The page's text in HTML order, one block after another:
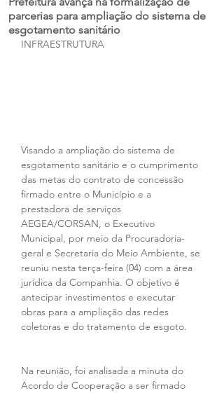
parcerias para ampliação do sistema de
esgotamento sanitário
INFRAESTRUTURA
Visando a ampliação do sistema de
esgotamento sanitário e o cumprimento
das metas do contrato de concessão
firmado entre o Município e a
prestadora de serviços
AEGEA/CORSAN, o Executivo
Municipal, por meio da Procuradoria-
geral e Secretaria do Meio Ambiente, se
reuniu nesta terça-feira (04) com a área
jurídica da Companhia. O objetivo é
antecipar investimentos e executar
obras para a ampliação das redes
coletoras e do tratamento de esgoto.
Na reunião, foi analisada a minuta do
Acordo de Cooperação a ser firmado